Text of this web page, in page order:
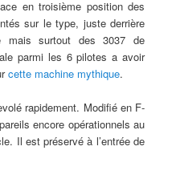
en troisième position des
sur le type, juste derrière
mais surtout des 3037 de
parmi les 6 pilotes a avoir
cette machine mythique.
rapidement. Modifié en F-
encore opérationnels au
Il est préservé à l’entrée de